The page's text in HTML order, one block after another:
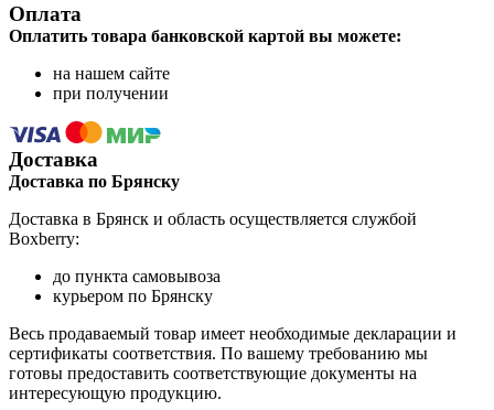
Оплата
Оплатить товара банковской картой вы можете:
на нашем сайте
при получении
Доставка
Доставка по Брянску
Доставка в Брянск и область осуществляется службой
Boxberry:
до пункта самовывоза
курьером по Брянску
Весь продаваемый товар имеет необходимые декларации и
сертификаты соответствия. По вашему требованию мы
готовы предоставить соответствующие документы на
интересующую продукцию.